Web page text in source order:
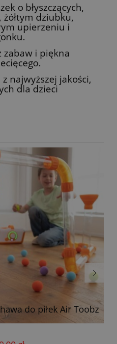
o błyszczących,
żółtym dziubku,
upierzeniu i
zabaw i piękna
najwyższej jakości,
dla dzieci
do piłek Air Toobz